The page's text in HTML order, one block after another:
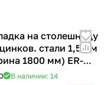
на столешницу
стали 1,5 мм
1800 мм) ER-
В наличии: 14